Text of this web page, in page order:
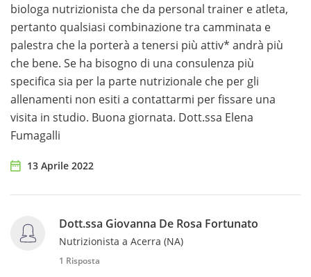
biologa nutrizionista che da personal trainer e atleta,
pertanto qualsiasi combinazione tra camminata e
palestra che la porterà a tenersi più attiv* andrà più
che bene. Se ha bisogno di una consulenza più
specifica sia per la parte nutrizionale che per gli
allenamenti non esiti a contattarmi per fissare una
visita in studio. Buona giornata. Dott.ssa Elena
Fumagalli
13 Aprile 2022
Dott.ssa Giovanna De Rosa Fortunato
Nutrizionista a Acerra (NA)
1 Risposta